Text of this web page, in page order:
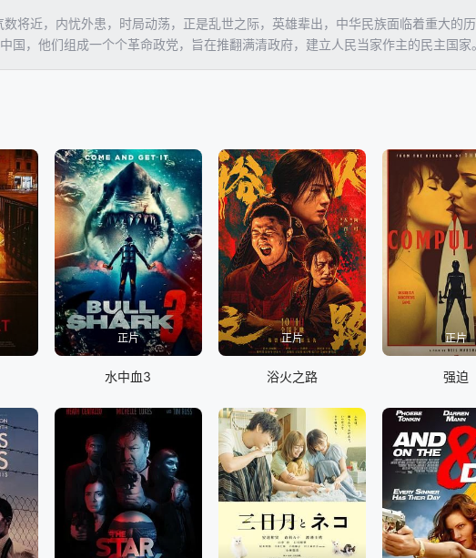
将近，内忧外患，时局动荡，正是乱世之际，英雄辈出，中华民族面临着重大的
国，他们组成一个个革命政党，旨在推翻满清政府，建立人民当家作主的民主国家。
正片
水中血3
正片
浴火之路
正片
强迫